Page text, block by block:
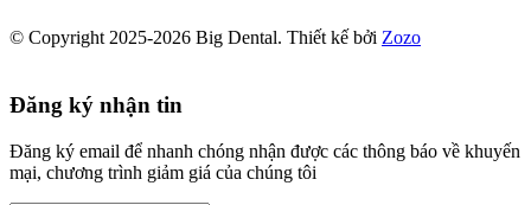
© Copyright 2025-2026 Big Dental. Thiết kế bởi Zozo
Đăng ký nhận tin
Đăng ký email để nhanh chóng nhận được các thông báo về khuyến
mại, chương trình giảm giá của chúng tôi